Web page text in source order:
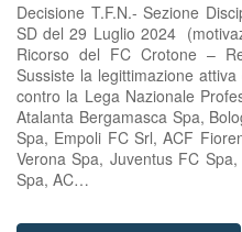
Decisione T.F.N.- Sezione
SD del 29 Luglio 2024
Ricorso del FC Crotone –
Sussiste la legittimazione
contro la Lega Nazionale
Atalanta Bergamasca Spa,
Spa, Empoli FC Srl, ACF
Verona Spa, Juventus FC
Spa, AC…